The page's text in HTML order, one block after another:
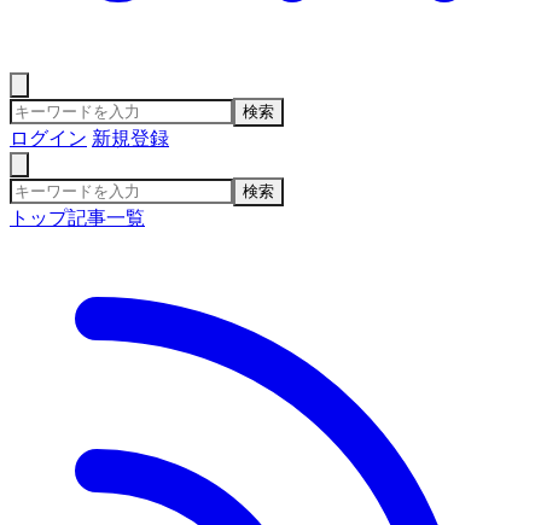
検索
ログイン 新規登録
検索
トップ記事一覧